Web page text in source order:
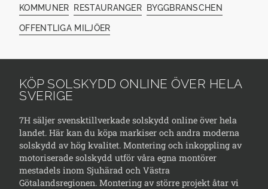
KOMMUNER RESTAURANGER BYGGBRANSCHEN
OFFENTLIGA MILJÖER
KÖP SOLSKYDD ONLINE ÖVER HELA
SVERIGE
7H säljer svensktillverkade solskydd online över hela
landet. Här kan du köpa markiser och andra moderna
solskydd av hög kvalitet. Montering och inkoppling av
motoriserade solskydd utför våra egna montörer
mestadels inom Sjuhärad och Västra
Götalandsregionen. Montering av större projekt åtar vi